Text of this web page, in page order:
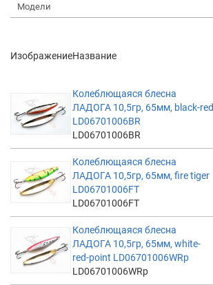
Модели
ИзображениеНазвание
Колеблющаяся блесна
ЛАДОГА 10,5гр, 65мм, black-red
LD06701006BR
LD06701006BR
Колеблющаяся блесна
ЛАДОГА 10,5гр, 65мм, fire tiger
LD06701006FT
LD06701006FT
Колеблющаяся блесна
ЛАДОГА 10,5гр, 65мм, white-
red-point LD06701006WRp
LD06701006WRp